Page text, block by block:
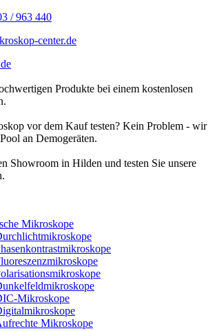
/ 963 440
center.de
Produkte bei einem kostenlosen
vor dem Kauf testen? Kein Problem - wir
an Demogeräten.
Showroom in Hilden und testen Sie unsere
Mikroskope
Mikroskope
Mikroskope